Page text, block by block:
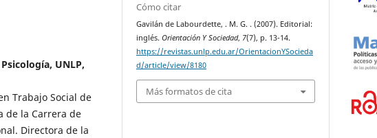
UNLP,
Trabajo Social de
de la Carrera de
Directora de la
Cómo citar
Gavilán de Labourdette, . M. G. . (2007). Editorial:
inglés.Orientación Y Sociedad, 7(7), p. 13-14.
https://revistas.unlp.edu.ar/OrientacionYSocieda
d/article/view/8180
Más formatos de cita